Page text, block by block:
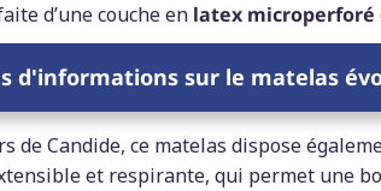
d’une couche en latex microperforé
d'informations sur le matelas
de Candide, ce matelas dispose
et respirante, qui permet une